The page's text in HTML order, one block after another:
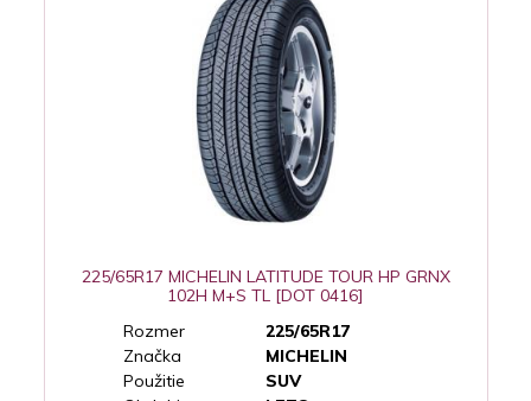
225/65R17 MICHELIN LATITUDE TOUR HP GRNX
102H M+S TL [DOT 0416]
Rozmer
225/65R17
Značka
MICHELIN
Použitie
SUV